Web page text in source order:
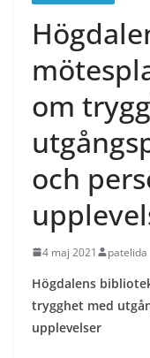
om
och
4 maj 2021 patelida
Högdalens
trygghet med
upplevelser